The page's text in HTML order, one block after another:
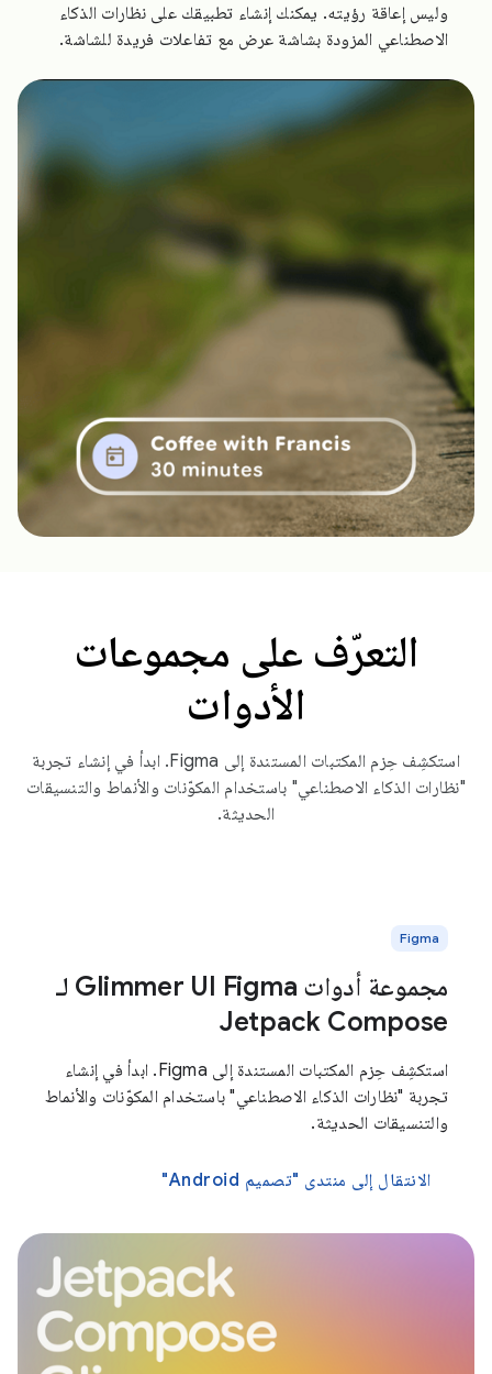
وليس إعاقة رؤيته. يمكنك إنشاء تطبيقك على نظارات الذكاء
الاصطناعي المزودة بشاشة عرض مع تفاعلات فريدة للشاشة.
التعرّف على مجموعات
الأدوات
استكشِف حِزم المكتبات المستندة إلى Figma. ابدأ في إنشاء تجربة
"نظارات الذكاء الاصطناعي" باستخدام المكوّنات والأنماط والتنسيقات
الحديثة.
Figma
مجموعة أدوات Glimmer UI Figma لـ
Jetpack Compose
استكشِف حِزم المكتبات المستندة إلى Figma. ابدأ في إنشاء
تجربة "نظارات الذكاء الاصطناعي" باستخدام المكوّنات والأنماط
والتنسيقات الحديثة.
الانتقال إلى منتدى "تصميم Android"